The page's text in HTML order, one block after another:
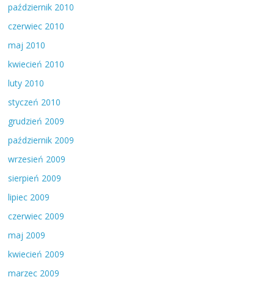
październik 2010
czerwiec 2010
maj 2010
kwiecień 2010
luty 2010
styczeń 2010
grudzień 2009
październik 2009
wrzesień 2009
sierpień 2009
lipiec 2009
czerwiec 2009
maj 2009
kwiecień 2009
marzec 2009